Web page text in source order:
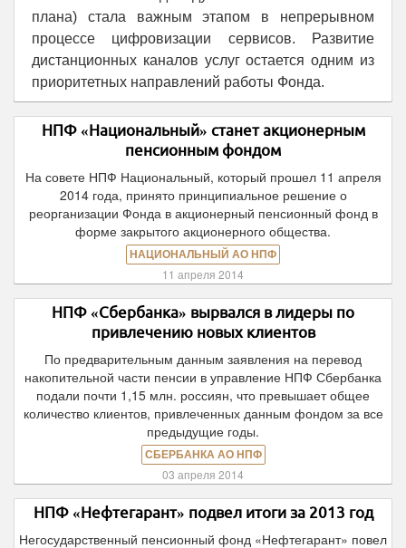
плана) стала важным этапом в непрерывном
процессе цифровизации сервисов. Развитие
дистанционных каналов услуг остается одним из
приоритетных направлений работы Фонда.
НПФ «Национальный» станет акционерным
пенсионным фондом
На совете НПФ Национальный, который прошел 11 апреля
2014 года, принято принципиальное решение о
реорганизации Фонда в акционерный пенсионный фонд в
форме закрытого акционерного общества.
НАЦИОНАЛЬНЫЙ АО НПФ
11 апреля 2014
НПФ «Сбербанка» вырвался в лидеры по
привлечению новых клиентов
По предварительным данным заявления на перевод
накопительной части пенсии в управление НПФ Сбербанка
подали почти 1,15 млн. россиян, что превышает общее
количество клиентов, привлеченных данным фондом за все
предыдущие годы.
СБЕРБАНКА АО НПФ
03 апреля 2014
НПФ «Нефтегарант» подвел итоги за 2013 год
Негосударственный пенсионный фонд «Нефтегарант» повел